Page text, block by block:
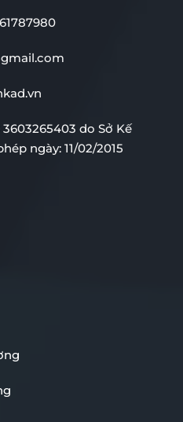
do Sở Kế
ngày: 11/02/2015